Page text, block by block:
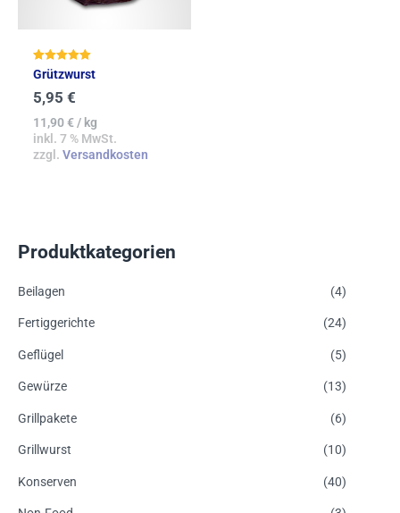
Produktkategorien
Beilagen (4)
Fertiggerichte (24)
Geflügel (5)
Gewürze (13)
Grillpakete (6)
Grillwurst (10)
Konserven (40)
Bewertet mit
5.00
von 5
Grützwurst
5,95 €
11,90€/ kg
inkl. 7 % MwSt.
zzgl. Versandkosten